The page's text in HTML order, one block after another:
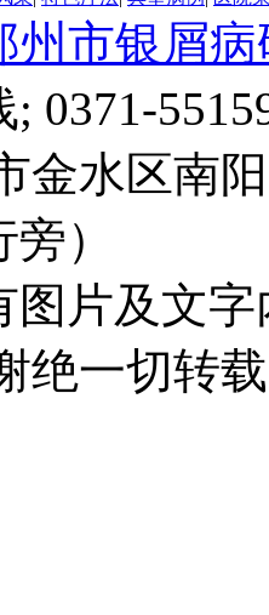
州市银屑
0371-
金水区南
）
图片及文
绝一切转载